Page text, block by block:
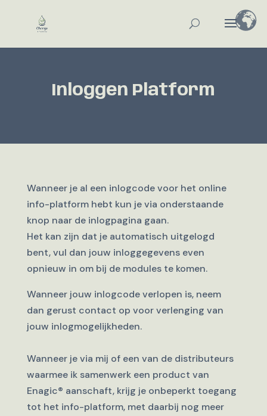
Inloggen Platform
Wanneer je al een inlogcode voor het online
info-platform hebt kun je via onderstaande
knop naar de inlogpagina gaan.
Het kan zijn dat je automatisch uitgelogd
bent, vul dan jouw inloggegevens even
opnieuw in om bij de modules te komen.
Wanneer jouw inlogcode verlopen is, neem
dan gerust contact op voor verlenging van
jouw inlogmogelijkheden.
Wanneer je via mij of een van de distributeurs
waarmee ik samenwerk een product van
Enagic® aanschaft, krijg je onbeperkt toegang
tot het info-platform, met daarbij nog meer